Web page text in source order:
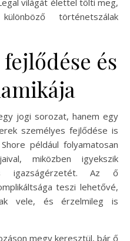
történetszálak
és
jogi sorozat, hanem egy
személyes fejlődése is
például folyamatosan
miközben igyekszik
igazságérzetét. Az ő
teszi lehetővé,
vele, és érzelmileg is
megy keresztül, bár ő